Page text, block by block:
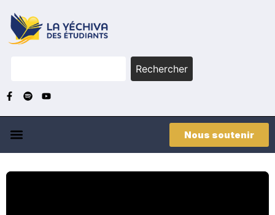
Rechercher
Nous soutenir